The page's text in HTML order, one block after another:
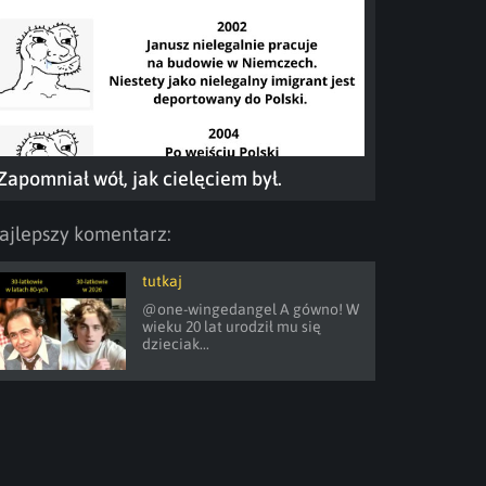
wół, jak cielęciem był.
komentarz:
tutkaj
@one-wingedangel A gówno! W
wieku 20 lat urodził mu się
dzieciak...